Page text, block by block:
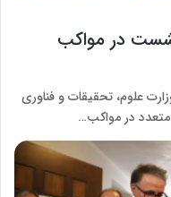
در مواکب
علوم، تحقیقات و فناوری
در مواکب…